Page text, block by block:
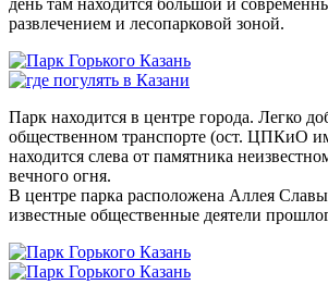
развлечением и лесопарковой зоной.
Парк находится в центре города. Легко
общественном транспорте (ост. ЦПКиО
находится слева от памятника
вечного огня.
В центре парка расположена Аллея
известные общественные деятели